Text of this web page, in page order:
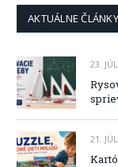
AKTUÁLNE ČLÁNKY
23.
21.